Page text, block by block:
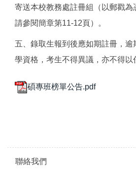
寄送本校教務處註冊組（以郵戳為
請參閱簡章第11-12頁）。
五、錄取生報到後應如期註冊，逾
學資格，考生不得異議，亦不得以
碩專班榜單公告.pdf
聯絡我們